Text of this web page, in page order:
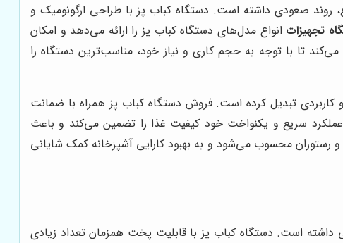
روند صعودی داشته است. دستگاه کباب پز با طراحی ارگونومیک و
تجهیزات انواع مدل‌های دستگاه کباب پز را ارائه می‌دهد و امکان
تا با توجه به حجم کاری و نیاز خود، مناسب‌ترین دستگاه را
تبدیل کرده است. فروش دستگاه کباب پز همراه با ضمانت
سریع و یکنواخت خود کیفیت غذا را تضمین می‌کند و باعث
و رستوران محسوب می‌شود و به بهبود کارایی آشپزخانه کمک شایانی
داشته است. دستگاه کباب پز با قابلیت پخت همزمان تعداد زیادی